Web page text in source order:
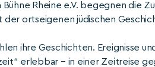
Rheine e.V. begegnen die
ortseigenen jüdischen
ihre Geschichten. Ereignisse
erlebbar – in einer Zeitreise